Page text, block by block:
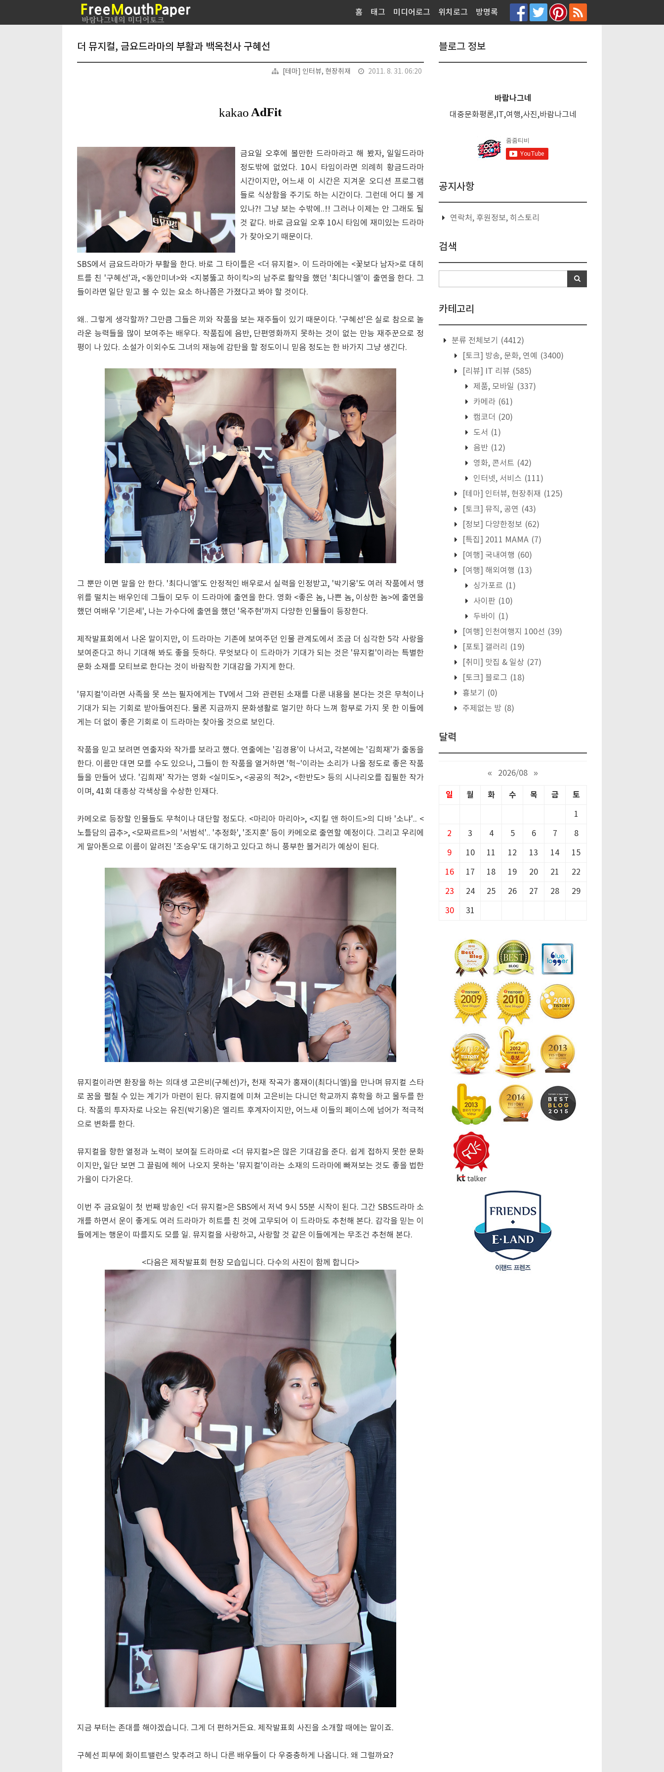
홈 태그 미디어로그 위치로그 방명록
더 뮤지컬, 금요드라마의 부활과 백옥천사 구혜선
[테마] 인터뷰, 현장취재 2011. 8. 31. 06:20
금요일 오후에 볼만한 드라마라고 해 봤자, 일일드라마
정도밖에 없었다. 10시 타임이라면 의례히 황금드라마
시간이지만, 어느새 이 시간은 지겨운 오디션 프로그램
들로 식상함을 주기도 하는 시간이다. 그런데 어디 볼 게
있나?! 그냥 보는 수밖에..!! 그러나 이제는 안 그래도 될
것 같다. 바로 금요일 오후 10시 타임에 재미있는 드라마
가 찾아오기 때문이다.
SBS에서 금요드라마가 부활을 한다. 바로 그 타이틀은 <더 뮤지컬>. 이 드라마에는 <꽃보다 남자>로 대히
트를 친 '구혜선'과, <동안미녀>와 <지붕뚫고 하이킥>의 남주로 활약을 했던 '최다니엘'이 출연을 한다. 그
들이라면 일단 믿고 볼 수 있는 요소 하나쯤은 가졌다고 봐야 할 것이다.
왜.. 그렇게 생각할까? 그만큼 그들은 끼와 작품을 보는 재주들이 있기 때문이다. '구혜선'은 실로 참으로 놀
라운 능력들을 많이 보여주는 배우다. 작품집에 음반, 단편영화까지 못하는 것이 없는 만능 재주꾼으로 정
평이 나 있다. 소설가 이외수도 그녀의 재능에 감탄을 할 정도이니 믿음 정도는 한 바가지 그냥 생긴다.
그 뿐만 이면 말을 안 한다. '최다니엘'도 안정적인 배우로서 실력을 인정받고, '박기웅'도 여러 작품에서 맹
위를 떨치는 배우인데 그들이 모두 이 드라마에 출연을 한다. 영화 <좋은 놈, 나쁜 놈, 이상한 놈>에 출연을
했던 여배우 '기은세', 나는 가수다에 출연을 했던 '옥주현'까지 다양한 인물들이 등장한다.
제작발표회에서 나온 말이지만, 이 드라마는 기존에 보여주던 인물 관계도에서 조금 더 심각한 5각 사랑을
보여준다고 하니 기대해 봐도 좋을 듯하다. 무엇보다 이 드라마가 기대가 되는 것은 '뮤지컬'이라는 특별한
문화 소재를 모티브로 한다는 것이 바람직한 기대감을 가지게 한다.
'뮤지컬'이라면 사족을 못 쓰는 필자에게는 TV에서 그와 관련된 소재를 다룬 내용을 본다는 것은 무척이나
기대가 되는 기회로 받아들여진다. 물론 지금까지 문화생활로 멀기만 하다 느껴 함부로 가지 못 한 이들에
게는 더 없이 좋은 기회로 이 드라마는 찾아올 것으로 보인다.
작품을 믿고 보려면 연출자와 작가를 보라고 했다. 연출에는 '김경용'이 나서고, 각본에는 '김희재'가 출동을
한다. 이름만 대면 모를 수도 있으나, 그들이 한 작품을 열거하면 '헉~'이라는 소리가 나올 정도로 좋은 작품
들을 만들어 냈다. '김희재' 작가는 영화 <실미도>, <공공의 적2>, <한반도> 등의 시나리오를 집필한 작가
이며, 41회 대종상 각색상을 수상한 인재다.
카메오로 등장할 인물들도 무척이나 대단할 정도다. <마리아 마리아>, <지킬 앤 하이드>의 디바 '소냐'.. <
노틀담의 곱추>, <모짜르트>의 '서범석'.. '추정화', '조지훈' 등이 카메오로 출연할 예정이다. 그리고 우리에
게 말아톤으로 이름이 알려진 '조승우'도 대기하고 있다고 하니 풍부한 볼거리가 예상이 된다.
뮤지컬이라면 환장을 하는 의대생 고은비(구혜선)가, 천재 작곡가 홍재이(최다니엘)을 만나며 뮤지컬 스타
로 꿈을 펼칠 수 있는 계기가 마련이 된다. 뮤지컬에 미쳐 고은비는 다니던 학교까지 휴학을 하고 몰두를 한
다. 작품의 투자자로 나오는 유진(박기웅)은 엘리트 후계자이지만, 어느새 이들의 페이스에 넘어가 적극적
으로 변화를 한다.
뮤지컬을 향한 열정과 노력이 보여질 드라마로 <더 뮤지컬>은 많은 기대감을 준다. 쉽게 접하지 못한 문화
이지만, 일단 보면 그 끌림에 헤어 나오지 못하는 '뮤지컬'이라는 소재의 드라마에 빠져보는 것도 좋을 법한
가을이 다가온다.
이번 주 금요일이 첫 번째 방송인 <더 뮤지컬>은 SBS에서 저녁 9시 55분 시작이 된다. 그간 SBS드라마 소
개를 하면서 운이 좋게도 여러 드라마가 히트를 친 것에 고무되어 이 드라마도 추천해 본다. 감각을 믿는 이
들에게는 행운이 따를지도 모를 일. 뮤지컬을 사랑하고, 사랑할 것 같은 이들에게는 무조건 추천해 본다.
<다음은 제작발표회 현장 모습입니다. 다수의 사진이 함께 합니다>
지금 부터는 존대를 해야겠습니다. 그게 더 편하거든요. 제작발표회 사진을 소개할 때에는 말이죠.
구혜선 피부에 화이트밸런스 맞추려고 하니 다른 배우들이 다 우중충하게 나옵니다. 왜 그럴까요?
블로그 정보
바람나그네
대중문화평론,IT,여행,사진,바람나그네
공지사항
연락처, 후원정보, 히스토리
검색
카테고리
분류 전체보기
(4412)
[토크] 방송, 문화, 연예
(3400)
[리뷰] IT 리뷰 (585)
제품, 모바일 (337)
카메라 (61)
캠코더 (20)
도서 (1)
음반 (12)
영화, 콘서트 (42)
인터넷, 서비스 (111)
[테마] 인터뷰, 현장취재 (125)
[토크] 뮤직, 공연 (43)
[정보] 다양한정보 (62)
[특집] 2011 MAMA (7)
[여행] 국내여행 (60)
[여행] 해외여행 (13)
싱가포르 (1)
사이판 (10)
두바이
(1)
[여행] 인천여행지 100선 (39)
[포토] 갤러리
(19)
[취미] 맛집 & 일상 (27)
[토크] 블로그 (18)
흉보기
(0)
주제없는 방 (8)
달력
« 2026/08 »
일 월 화 수 목 금 토
1
2 3 4 5 6 7 8
9 10 11 12 13 14 15
16 17 18 19 20 21 22
23 24 25 26 27 28 29
30 31